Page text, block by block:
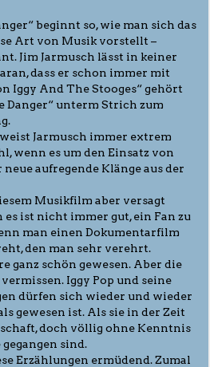
beginnt so, wie man sich das
Art von Musik vorstellt –
Jim Jarmusch lässt in keiner
dass er schon immer mit
Iggy And The Stooges“ gehört
Danger“ unterm Strich zum
Jarmusch immer extrem
wenn es um den Einsatz von
aufregende Klänge aus der
Musikfilm aber versagt
es ist nicht immer gut, ein Fan zu
man einen Dokumentarfilm
den man sehr verehrt.
ganz schön gewesen. Aber die
Iggy Pop und seine
dürfen sich wieder und wieder
gewesen ist. Als sie in der Zeit
doch völlig ohne Kenntnis
sind.
Erzählungen ermüdend. Zumal